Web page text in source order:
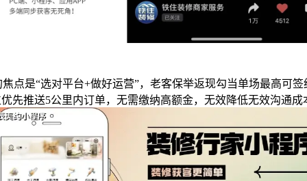
点是“选对平台+做好运营”，老客保举返现勾当单场最高可签
先推送5公里内订单，无需缴纳高额金，无效降低无效沟通成